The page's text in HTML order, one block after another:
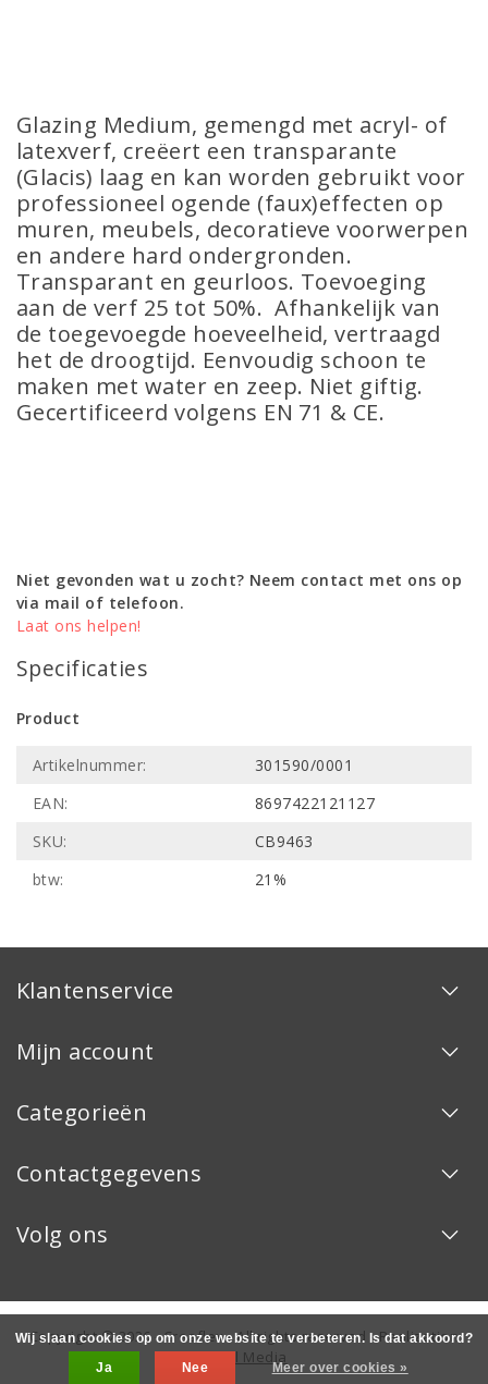
Glazing Medium, gemengd met acryl- of
latexverf, creëert een transparante
(Glacis) laag en kan worden gebruikt voor
professioneel ogende (faux)effecten op
muren, meubels, decoratieve voorwerpen
en andere hard ondergronden.
Transparant en geurloos. Toevoeging
aan de verf 25 tot 50%. Afhankelijk van
de toegevoegde hoeveelheid, vertraagd
het de droogtijd. Eenvoudig schoon te
maken met water en zeep. Niet giftig.
Gecertificeerd volgens EN 71 & CE.
Niet gevonden wat u zocht? Neem contact met ons op
via mail of telefoon.
Laat ons helpen!
Specificaties
Product
Artikelnummer:
301590/0001
EAN:
8697422121127
SKU:
CB9463
btw:
21%
Klantenservice
Mijn account
Categorieën
Contactgegevens
Volg ons
Copyright © 2026 - Creaflex - All rights reserved - Realization
InStijl Media
Wij slaan cookies op om onze website te verbeteren. Is dat akkoord?
Ja
Nee Meer over cookies »